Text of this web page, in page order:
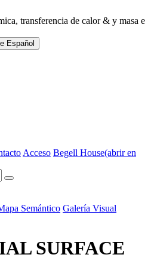
transferencia de calor & y masa e
Español
Acceso Begell House(abrir en
Semántico Galería Visual
SURFACE